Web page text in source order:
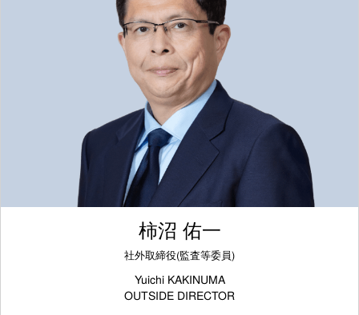
柿沼 佑一
社外取締役(監査等委員)
Yuichi KAKINUMA
OUTSIDE DIRECTOR